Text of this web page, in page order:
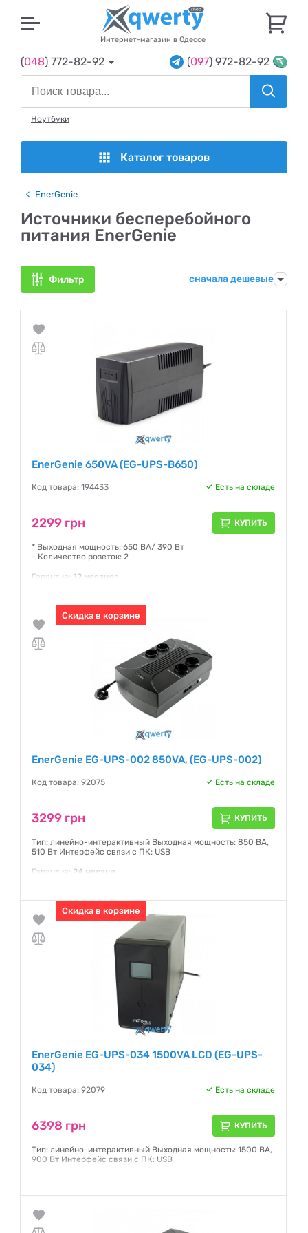
Интернет-магазин в Одессе
(048) 772-82-92 (097) 972-82-92
Ноутбуки
Каталог товаров
EnerGenie
Источники бесперебойного
питания EnerGenie
Фильтр сначала дешевые
EnerGenie 650VA (EG-UPS-B650)
Код товара: 194433 Есть на складе
2299 грн КУПИТЬ
* Выходная мощность: 650 ВА/ 390 Вт
- Количество розеток: 2
Гарантия: 12 месяцев
Скидка в корзине
EnerGenie EG-UPS-002 850VA, (EG-UPS-002)
Код товара: 92075 Есть на складе
3299 грн КУПИТЬ
Тип: линейно-интерактивный Выходная мощность: 850 ВА,
510 Вт Интерфейс связи с ПК: USB
Гарантия: 24 месяца
Скидка в корзине
EnerGenie EG-UPS-034 1500VA LCD (EG-UPS-
034)
Код товара: 92079 Есть на складе
6398 грн КУПИТЬ
Тип: линейно-интерактивный Выходная мощность: 1500 ВА,
900 Вт Интерфейс связи с ПК: USB